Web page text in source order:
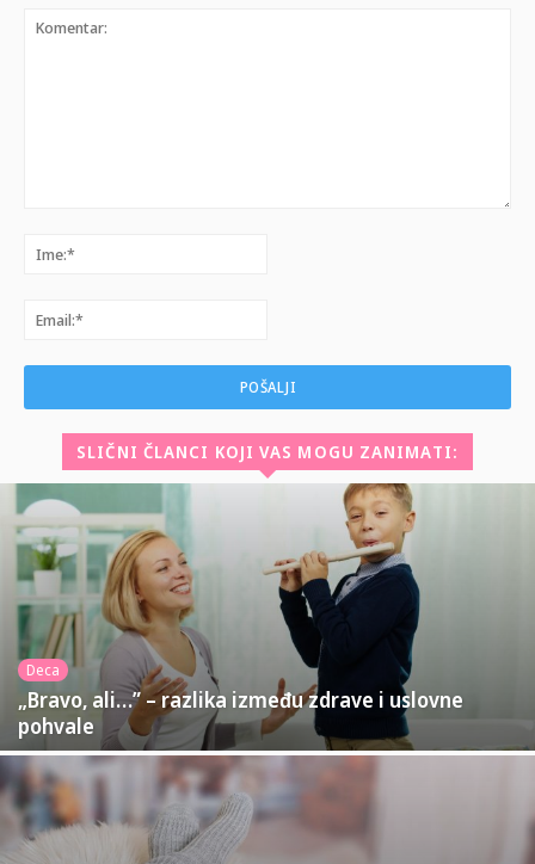
SLIČNI ČLANCI KOJI VAS MOGU ZANIMATI:
Deca
„Bravo, ali…” – razlika između zdrave i uslovne
pohvale